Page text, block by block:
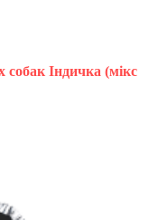
Індичка (мікс